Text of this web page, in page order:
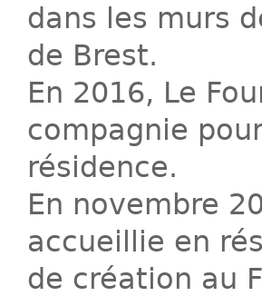
dans les murs
de Brest.
En 2016, Le
compagnie
résidence.
En novembre
accueillie en
de création au